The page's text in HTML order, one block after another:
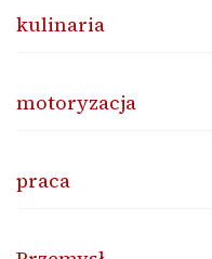
kulinaria
motoryzacja
praca